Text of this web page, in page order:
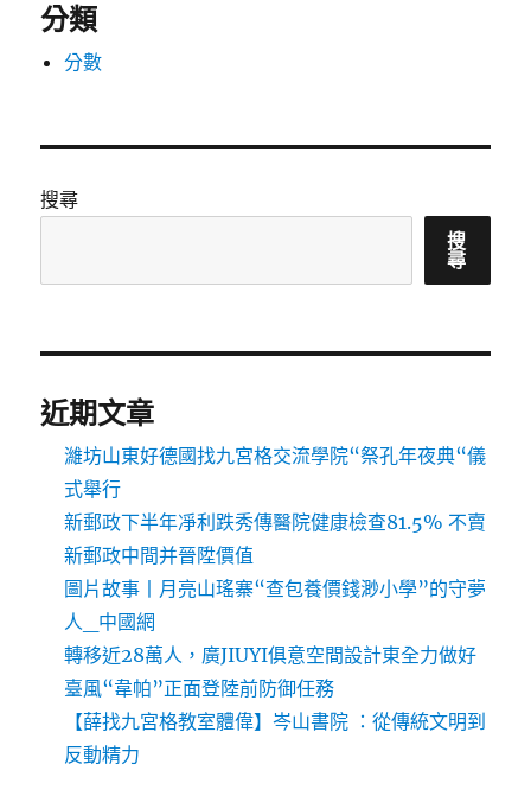
分類
分數
搜尋
搜
尋
近期文章
濰坊山東好德國找九宮格交流學院“祭孔年夜典“儀
式舉行
新郵政下半年凈利跌秀傳醫院健康檢查81.5% 不賣
新郵政中間并晉陞價值
圖片故事丨月亮山瑤寨“查包養價錢渺小學”的守夢
人_中國網
轉移近28萬人，廣JIUYI俱意空間設計東全力做好
臺風“韋帕”正面登陸前防御任務
【薛找九宮格教室體偉】岑山書院 ：從傳統文明到
反動精力